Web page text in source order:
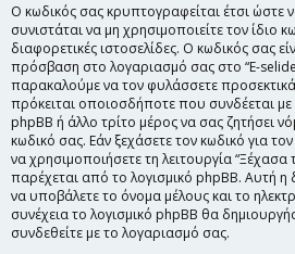
Ο κωδικός σας κρυπτογραφείται έτσι ώστε
συνιστάται να μη χρησιμοποιείτε τον ίδιο
διαφορετικές ιστοσελίδες. Ο κωδικός σας
πρόσβαση στο λογαριασμό σας στο “E-
παρακαλούμε να τον φυλάσσετε
πρόκειται οποιοσδήποτε που συνδέεται με
phpBB ή άλλο τρίτο μέρος να σας ζητήσει
κωδικό σας. Εάν ξεχάσετε τον κωδικό για
να χρησιμοποιήσετε τη λειτουργία
παρέχεται από το λογισμικό phpBB. Αυτή η
να υποβάλετε το όνομα μέλους και το
συνέχεια το λογισμικό phpBB θα
συνδεθείτε με το λογαριασμό σας.